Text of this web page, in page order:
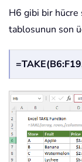
H6 gibi bir hücre
tablosunun son